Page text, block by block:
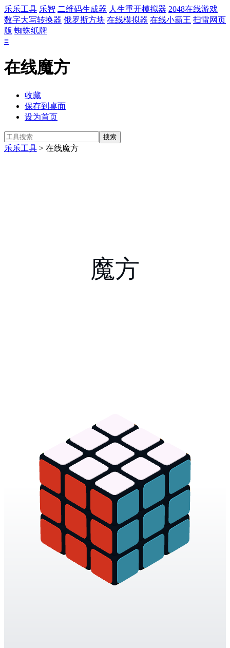
乐乐工具 乐智 二维码生成器 人生重开模拟器 2048在线游戏
数字大写转换器 俄罗斯方块 在线模拟器 在线小霸王 扫雷网页
版 蜘蛛纸牌
≡
在线魔方
收藏
保存到桌面
设为首页
乐乐工具 > 在线魔方